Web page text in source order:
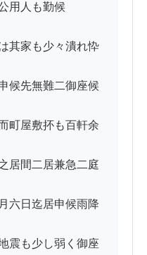
用人も勤候
其家も少々潰れ忰
候先無難二御座候
町屋敷抔も百軒余
居間二居兼急二庭
六日迄居申候雨降
震も少し弱く御座